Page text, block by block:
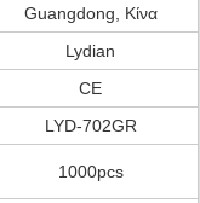
Guangdong, Κίνα
Lydian
CE
LYD-702GR
1000pcs